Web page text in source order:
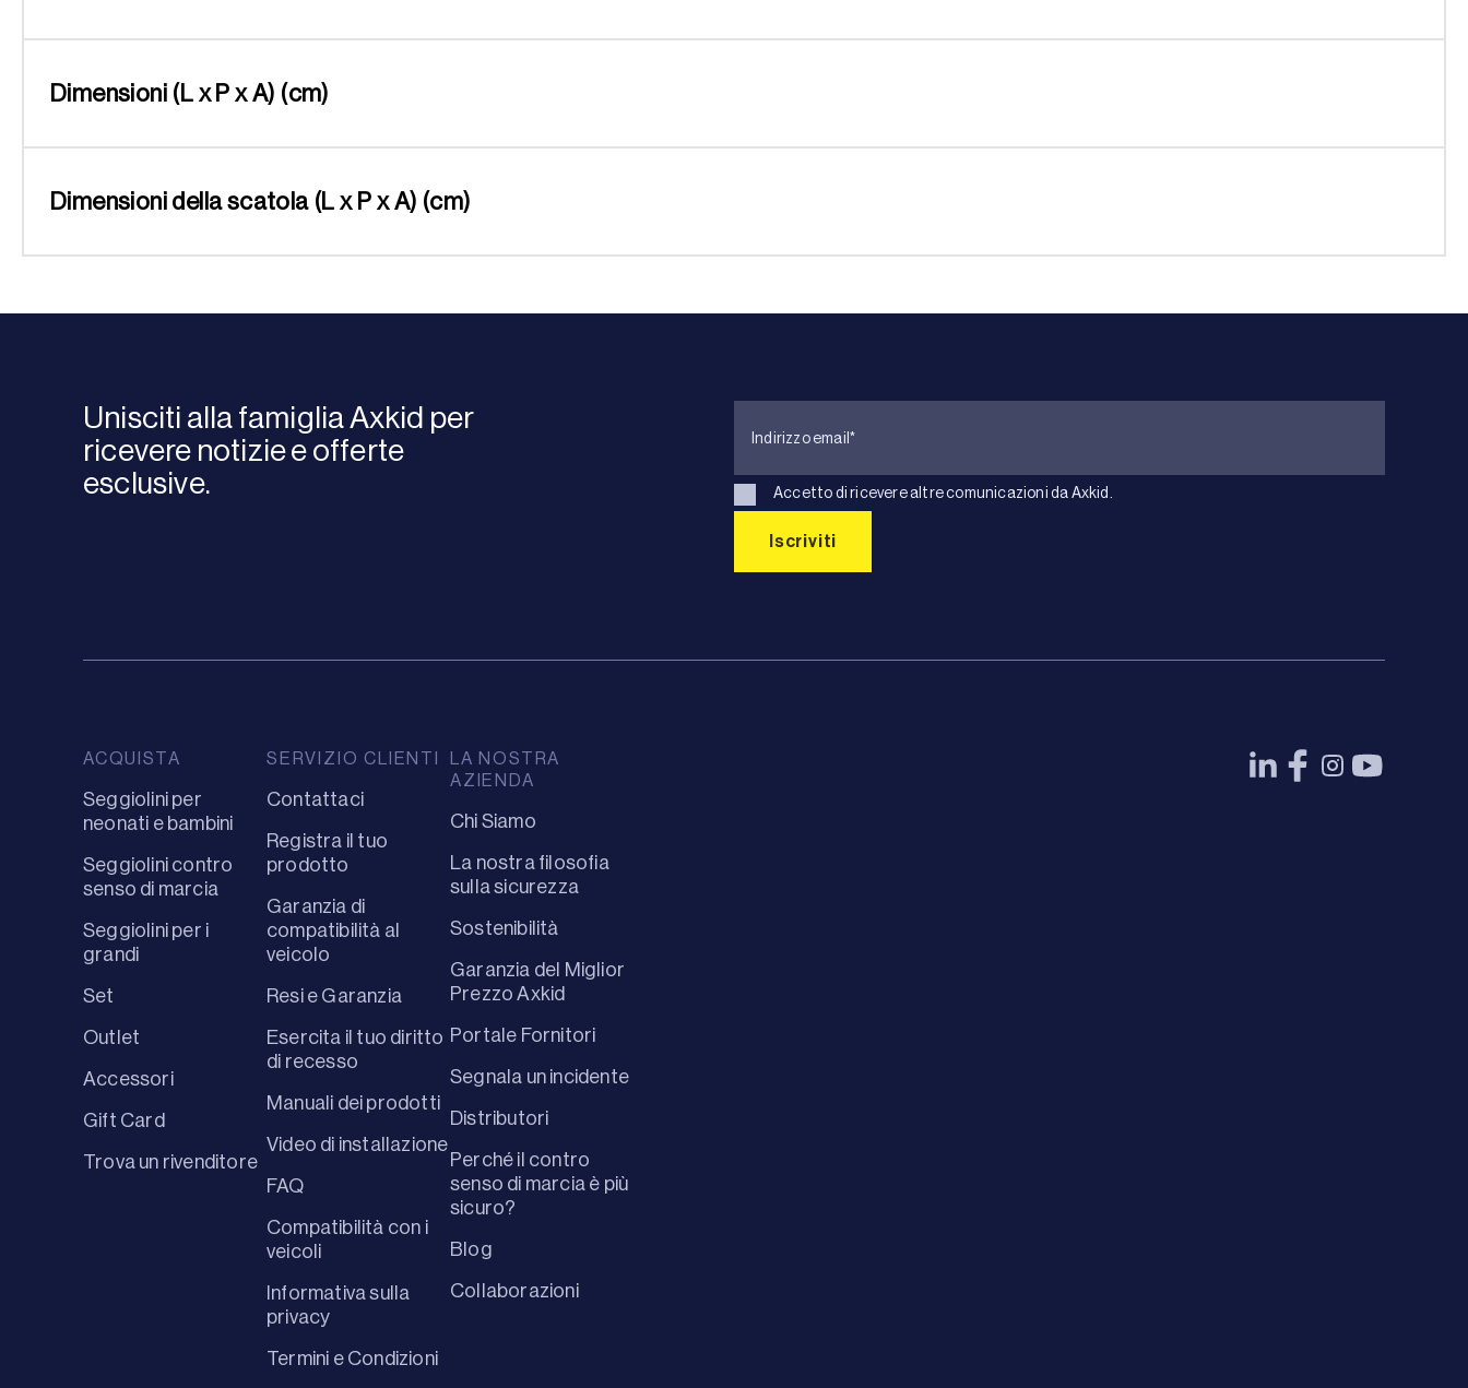
Dimensioni (L x P x A) (cm)
Dimensioni della scatola (L x P x A) (cm)
Unisciti alla famiglia Axkid per
ricevere notizie e offerte
esclusive.
Accetto di ricevere altre comunicazioni da Axkid.
ACQUISTA
Seggiolini per
neonati e bambini
Seggiolini contro
senso di marcia
Seggiolini per i
grandi
Set
Outlet
Accessori
Gift Card
Trova un rivenditore
SERVIZIO CLIENTI
Contattaci
Registra il tuo
prodotto
Garanzia di
compatibilità al
veicolo
Resi e Garanzia
Esercita il tuo diritto
di recesso
Manuali dei prodotti
Video di installazione
FAQ
Compatibilità con i
veicoli
Informativa sulla
privacy
Termini e Condizioni
LA NOSTRA
AZIENDA
Chi Siamo
La nostra filosofia
sulla sicurezza
Sostenibilità
Garanzia del Miglior
Prezzo Axkid
Portale Fornitori
Segnala un incidente
Distributori
Perché il contro
senso di marcia è più
sicuro?
Blog
Collaborazioni